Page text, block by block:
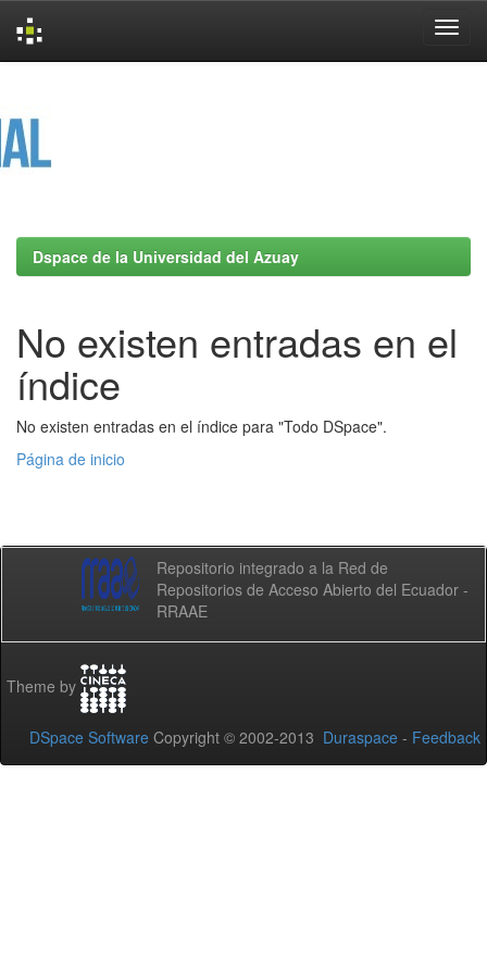
Dspace de la Universidad del Azuay
No existen entradas en el
índice
No existen entradas en el índice para "Todo DSpace".
Página de inicio
Repositorio integrado a la Red de
Repositorios de Acceso Abierto del Ecuador -
RRAAE
Theme by
DSpace Software Copyright © 2002-2013 Duraspace - Feedback